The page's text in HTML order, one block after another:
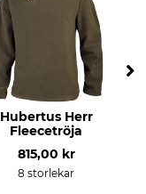
torkas i torktumlare
textilvård
inte
grön
Hubertus Herr
Fleecetröja
815,00 kr
8 storlekar